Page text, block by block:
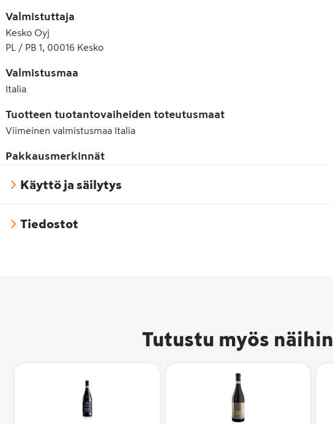
Valmistuttaja
Kesko Oyj
PL / PB 1, 00016 Kesko
Valmistusmaa
Italia
Tuotteen tuotantovaiheiden toteutusmaat
Viimeinen valmistusmaa Italia
Pakkausmerkinnät
Käyttö ja säilytys
Tiedostot
Tutustu myös näihin